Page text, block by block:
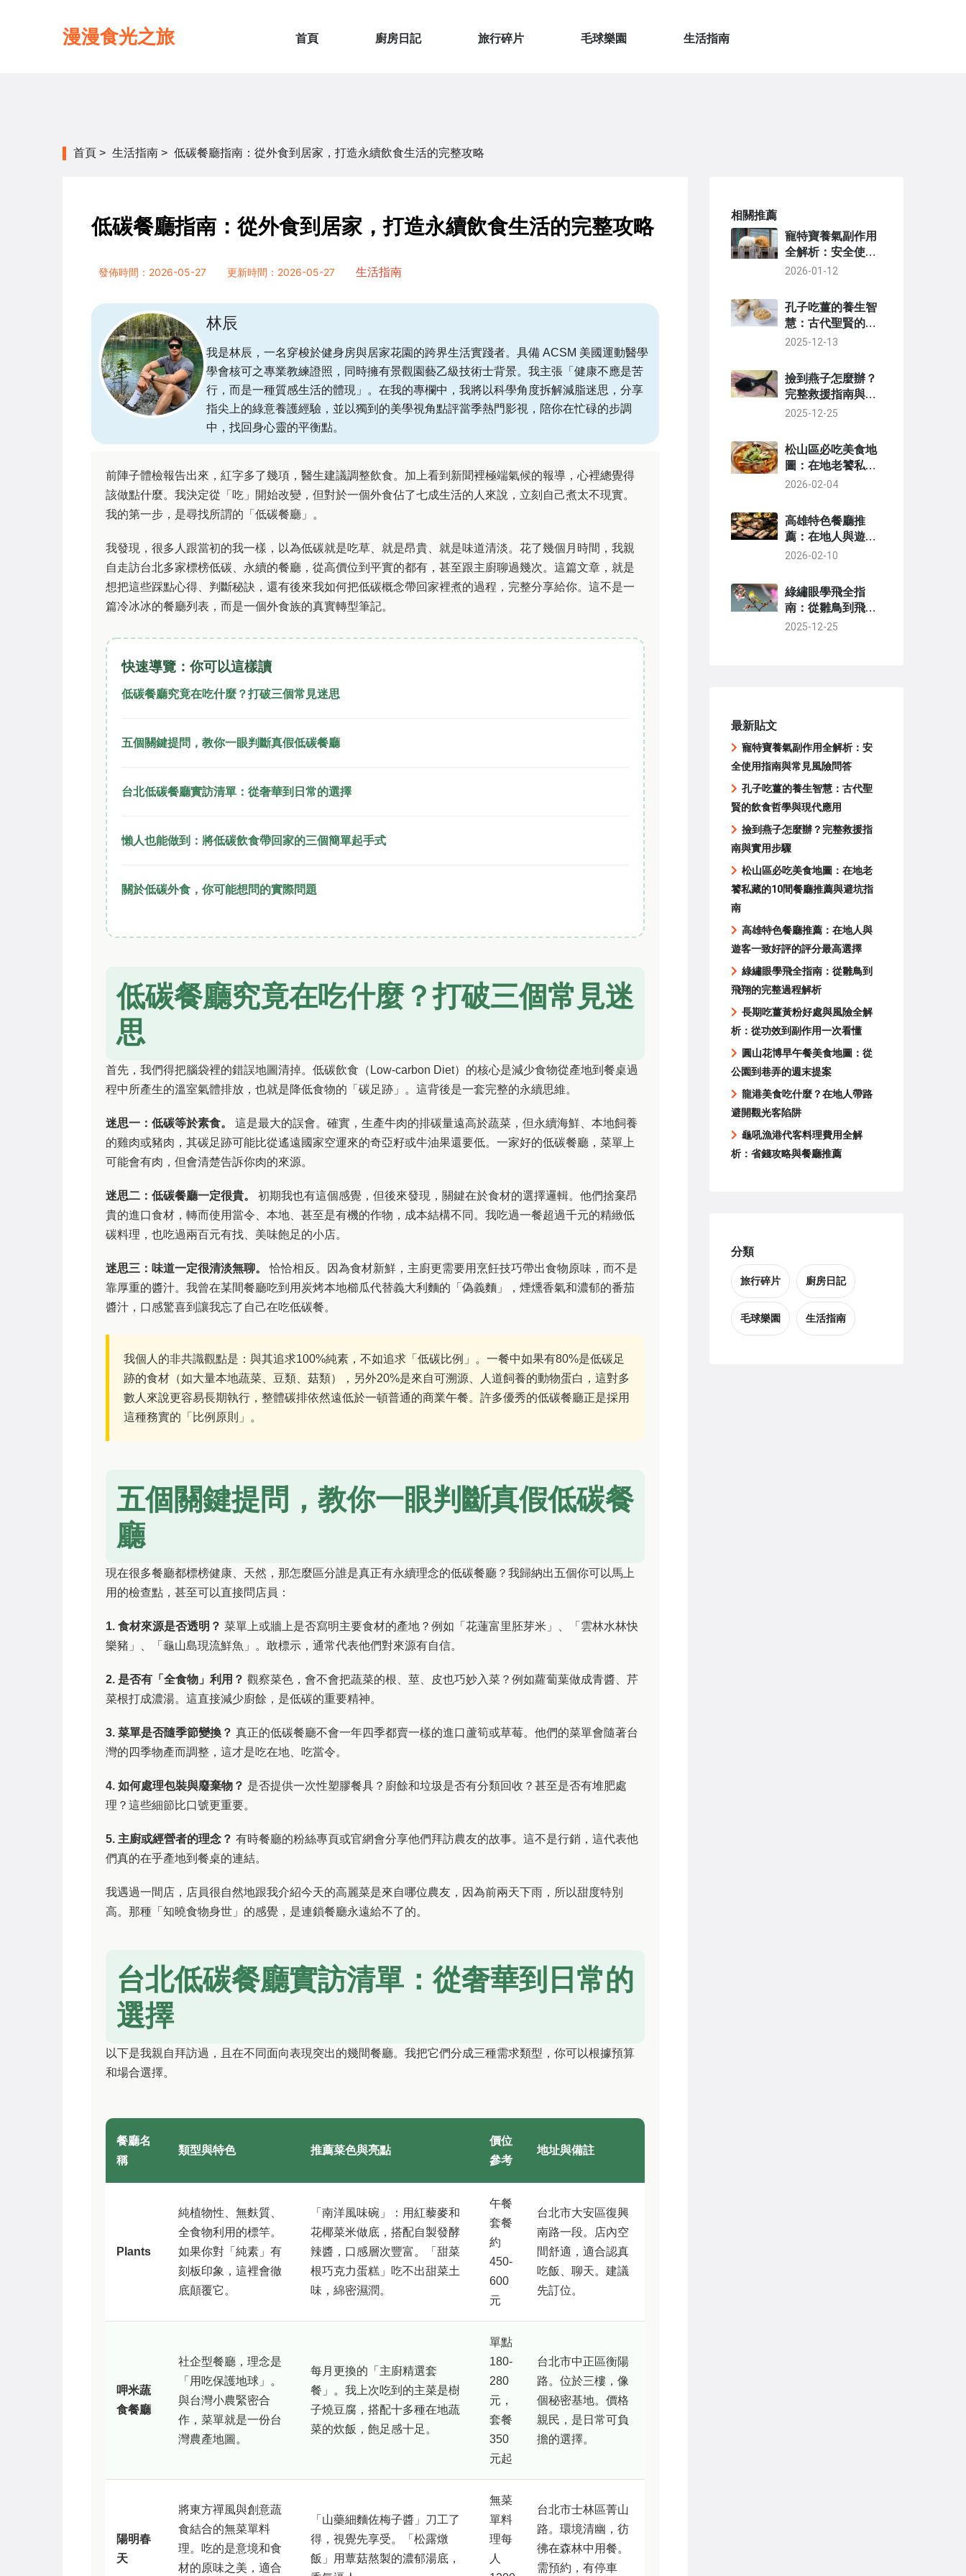
漫漫食光之旅 首頁 廚房日記 旅行碎片 毛球樂園 生活指南
首頁 > 生活指南 > 低碳餐廳指南：從外食到居家，打造永續飲食生活的完整攻略
低碳餐廳指南：從外食到居家，打造永續飲食生活的完整攻略
發佈時間：2026-05-27 更新時間：2026-05-27 生活指南
林辰
我是林辰，一名穿梭於健身房與居家花園的跨界生活實踐者。具備 ACSM 美國運動醫學
學會核可之專業教練證照，同時擁有景觀園藝乙級技術士背景。我主張「健康不應是苦
行，而是一種質感生活的體現」。在我的專欄中，我將以科學角度拆解減脂迷思，分享
指尖上的綠意養護經驗，並以獨到的美學視角點評當季熱門影視，陪你在忙碌的步調
中，找回身心靈的平衡點。
前陣子體檢報告出來，紅字多了幾項，醫生建議調整飲食。加上看到新聞裡極端氣候的報導，心裡總覺得
該做點什麼。我決定從「吃」開始改變，但對於一個外食佔了七成生活的人來說，立刻自己煮太不現實。
我的第一步，是尋找所謂的「低碳餐廳」。
我發現，很多人跟當初的我一樣，以為低碳就是吃草、就是昂貴、就是味道清淡。花了幾個月時間，我親
自走訪台北多家標榜低碳、永續的餐廳，從高價位到平實的都有，甚至跟主廚聊過幾次。這篇文章，就是
想把這些踩點心得、判斷秘訣，還有後來我如何把低碳概念帶回家裡煮的過程，完整分享給你。這不是一
篇冷冰冰的餐廳列表，而是一個外食族的真實轉型筆記。
快速導覽：你可以這樣讀
低碳餐廳究竟在吃什麼？打破三個常見迷思
五個關鍵提問，教你一眼判斷真假低碳餐廳
台北低碳餐廳實訪清單：從奢華到日常的選擇
懶人也能做到：將低碳飲食帶回家的三個簡單起手式
關於低碳外食，你可能想問的實際問題
低碳餐廳究竟在吃什麼？打破三個常見迷
思
首先，我們得把腦袋裡的錯誤地圖清掉。低碳飲食（Low-carbon Diet）的核心是減少食物從產地到餐桌過
程中所產生的溫室氣體排放，也就是降低食物的「碳足跡」。這背後是一套完整的永續思維。
迷思一：低碳等於素食。
這是最大的誤會。確實，生產牛肉的排碳量遠高於蔬菜，但永續海鮮、本地飼養
的雞肉或豬肉，其碳足跡可能比從遙遠國家空運來的奇亞籽或牛油果還要低。一家好的低碳餐廳，菜單上
可能會有肉，但會清楚告訴你肉的來源。
迷思二：低碳餐廳一定很貴。
初期我也有這個感覺，但後來發現，關鍵在於食材的選擇邏輯。他們捨棄昂
貴的進口食材，轉而使用當令、本地、甚至是有機的作物，成本結構不同。我吃過一餐超過千元的精緻低
碳料理，也吃過兩百元有找、美味飽足的小店。
迷思三：味道一定很清淡無聊。
恰恰相反。因為食材新鮮，主廚更需要用烹飪技巧帶出食物原味，而不是
靠厚重的醬汁。我曾在某間餐廳吃到用炭烤本地櫛瓜代替義大利麵的「偽義麵」，煙燻香氣和濃郁的番茄
醬汁，口感驚喜到讓我忘了自己在吃低碳餐。
我個人的非共識觀點是：與其追求100%純素，不如追求「低碳比例」。一餐中如果有80%是低碳足
跡的食材（如大量本地蔬菜、豆類、菇類），另外20%是來自可溯源、人道飼養的動物蛋白，這對多
數人來說更容易長期執行，整體碳排依然遠低於一頓普通的商業午餐。許多優秀的低碳餐廳正是採用
這種務實的「比例原則」。
五個關鍵提問，教你一眼判斷真假低碳餐
廳
現在很多餐廳都標榜健康、天然，那怎麼區分誰是真正有永續理念的低碳餐廳？我歸納出五個你可以馬上
用的檢查點，甚至可以直接問店員：
1. 食材來源是否透明？ 菜單上或牆上是否寫明主要食材的產地？例如「花蓮富里胚芽米」、「雲林水林快
樂豬」、「龜山島現流鮮魚」。敢標示，通常代表他們對來源有自信。
2. 是否有「全食物」利用？ 觀察菜色，會不會把蔬菜的根、莖、皮也巧妙入菜？例如蘿蔔葉做成青醬、芹
菜根打成濃湯。這直接減少廚餘，是低碳的重要精神。
3. 菜單是否隨季節變換？ 真正的低碳餐廳不會一年四季都賣一樣的進口蘆筍或草莓。他們的菜單會隨著台
灣的四季物產而調整，這才是吃在地、吃當令。
4. 如何處理包裝與廢棄物？ 是否提供一次性塑膠餐具？廚餘和垃圾是否有分類回收？甚至是否有堆肥處
理？這些細節比口號更重要。
5. 主廚或經營者的理念？ 有時餐廳的粉絲專頁或官網會分享他們拜訪農友的故事。這不是行銷，這代表他
們真的在乎產地到餐桌的連結。
我遇過一間店，店員很自然地跟我介紹今天的高麗菜是來自哪位農友，因為前兩天下雨，所以甜度特別
高。那種「知曉食物身世」的感覺，是連鎖餐廳永遠給不了的。
台北低碳餐廳實訪清單：從奢華到日常的
選擇
以下是我親自拜訪過，且在不同面向表現突出的幾間餐廳。我把它們分成三種需求類型，你可以根據預算
和場合選擇。
餐廳名
稱
類型與特色 推薦菜色與亮點
價位
參考
地址與備註
Plants
純植物性、無麩質、
全食物利用的標竿。
如果你對「純素」有
刻板印象，這裡會徹
底顛覆它。
「南洋風味碗」：用紅藜麥和
花椰菜米做底，搭配自製發酵
辣醬，口感層次豐富。「甜菜
根巧克力蛋糕」吃不出甜菜土
味，綿密濕潤。
午餐
套餐
約
450-
600
元
台北市大安區復興
南路一段。店內空
間舒適，適合認真
吃飯、聊天。建議
先訂位。
呷米蔬
食餐廳
社企型餐廳，理念是
「用吃保護地球」。
與台灣小農緊密合
作，菜單就是一份台
灣農產地圖。
每月更換的「主廚精選套
餐」。我上次吃到的主菜是樹
子燒豆腐，搭配十多種在地蔬
菜的炊飯，飽足感十足。
單點
180-
280
元，
套餐
350
元起
台北市中正區衡陽
路。位於三樓，像
個秘密基地。價格
親民，是日常可負
擔的選擇。
陽明春
天
將東方禪風與創意蔬
食結合的無菜單料
理。吃的是意境和食
材的原味之美，適合
「山藥細麵佐梅子醬」刀工了
得，視覺先享受。「松露燉
飯」用蕈菇熬製的濃郁湯底，
無菜
單料
理每
人
台北市士林區菁山
路。環境清幽，彷
彿在森林中用餐。
需預約，有停車
相關推薦
寵特寶養氣副作用
全解析：安全使用
指南與常見風險問
2026-01-12
孔子吃薑的養生智
慧：古代聖賢的飲
食哲學與現代應用
2025-12-13
撿到燕子怎麼辦？
完整救援指南與實
用步驟
2025-12-25
松山區必吃美食地
圖：在地老饕私藏
的10間餐廳推薦與
2026-02-04
高雄特色餐廳推
薦：在地人與遊客
一致好評的評分最
2026-02-10
綠繡眼學飛全指
南：從雛鳥到飛翔
的完整過程解析
2025-12-25
最新貼文
寵特寶養氣副作用全解析：安
全使用指南與常見風險問答
孔子吃薑的養生智慧：古代聖
賢的飲食哲學與現代應用
撿到燕子怎麼辦？完整救援指
南與實用步驟
松山區必吃美食地圖：在地老
饕私藏的10間餐廳推薦與避坑指
南
高雄特色餐廳推薦：在地人與
遊客一致好評的評分最高選擇
綠繡眼學飛全指南：從雛鳥到
飛翔的完整過程解析
長期吃薑黃粉好處與風險全解
析：從功效到副作用一次看懂
圓山花博早午餐美食地圖：從
公園到巷弄的週末提案
龍港美食吃什麼？在地人帶路
避開觀光客陷阱
龜吼漁港代客料理費用全解
析：省錢攻略與餐廳推薦
分類
旅行碎片 廚房日記
毛球樂園 生活指南